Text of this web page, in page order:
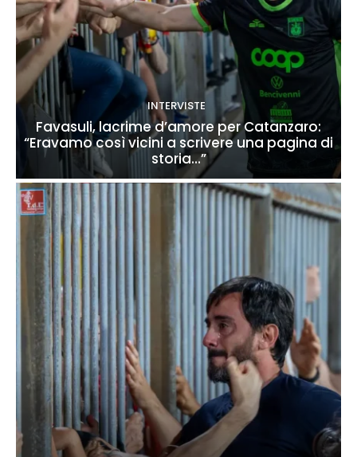
INTERVISTE
Favasuli, lacrime d’amore per Catanzaro:
“Eravamo così vicini a scrivere una pagina di
storia…”